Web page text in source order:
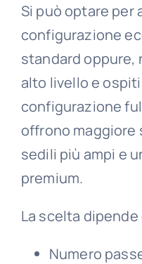
Si può optare per
configurazione
standard oppure,
alto livello e ospiti
configurazione
offrono maggiore
sedili più ampi e
premium.
La scelta dipende
Numero